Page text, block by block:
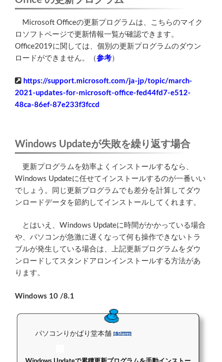
Microsoft Officeの更新プログラムは、こちらのマイク
ロソフトページで更新情報一覧が確認できます。
Office2019に関しては、個別の更新プログラムのダウン
ロードができません。（参考）
https://support.microsoft.com/ja-jp/topic/march-
2021-updates-for-microsoft-office-fed44fd7-e512-
48ca-86ef-87e233f3fccd
Windows Updateが失敗を繰り返す場合
更新プログラムを効率よくインストールするなら、
Windows Updateに任せてインストールするのが一番いい
でしょう。同じ更新プログラムでも差分を計算してダウ
ンロードデータを節約してインストールしてくれます。
とはいえ、Windows Updateに時間がかかっている場合
や、パソコンが急激に遅くなって何も操作できないトラ
ブルが発生している場合は、上記更新プログラムをダウ
ンロードしてスタンドアロンインストールする方法があ
ります。
Windows 10 /8.1
パソコンりかばり堂本舗 6 Shares